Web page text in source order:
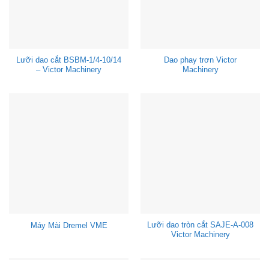
Lưỡi dao cắt BSBM-1/4-10/14
– Victor Machinery
Dao phay trơn Victor
Machinery
Máy Mài Dremel VME
Lưỡi dao tròn cắt SAJE-A-008
Victor Machinery